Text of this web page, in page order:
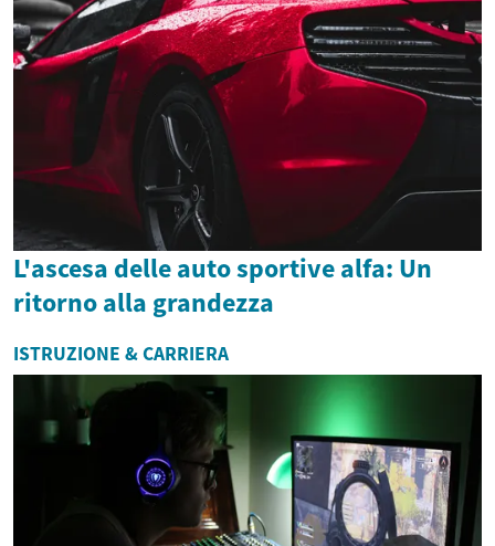
L'ascesa delle auto sportive alfa: Un
ritorno alla grandezza
ISTRUZIONE & CARRIERA